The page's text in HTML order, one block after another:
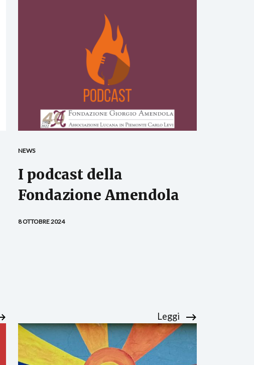
NEWS
I podcast della
Fondazione Amendola
8 OTTOBRE 2024
Leggi